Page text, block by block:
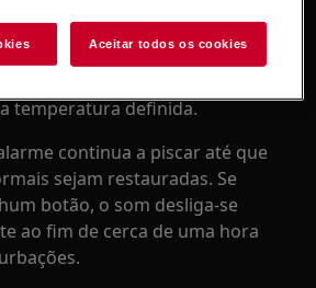
temperatura do congelador
mais alta alcançada
temperatura definida.
continua a piscar até que
sejam restauradas. Se
botão, o som desliga-se
ao fim de cerca de uma hora
Aceitar todos os cookies